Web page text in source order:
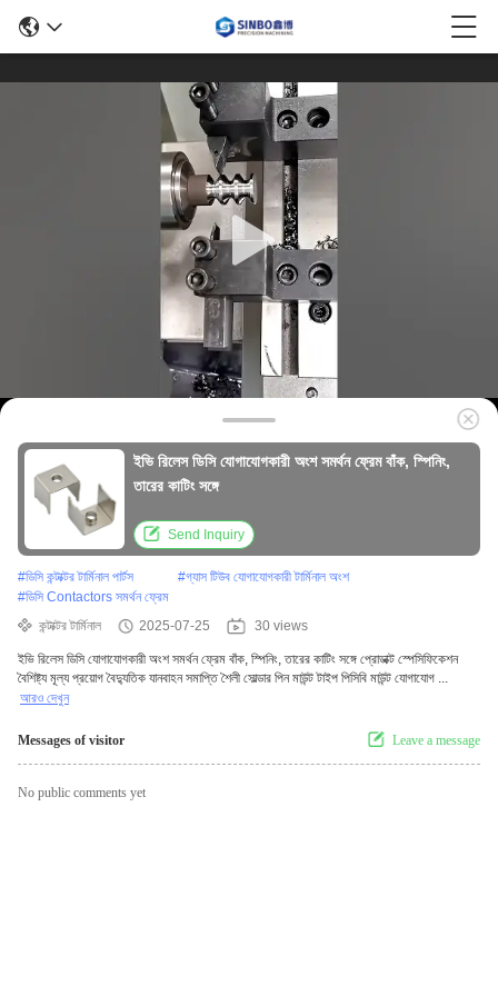
ইভি রিলেস ডিসি যোগাযোগকারী অংশ সমর্থন ফ্রেম বাঁক, স্পিনিং,
তারের কাটিং সঙ্গে
Send Inquiry
#ডিসি কন্টাক্টর টার্মিনাল পার্টস #গ্যাস টিউব যোগাযোগকারী টার্মিনাল অংশ
#ডিসি Contactors সমর্থন ফ্রেম
কন্টাক্টর টার্মিনাল
2025-07-25 30 views
ইভি রিলেস ডিসি যোগাযোগকারী অংশ সমর্থন ফ্রেম বাঁক, স্পিনিং, তারের কাটিং সঙ্গে প্রোডাক্ট স্পেসিফিকেশন
বৈশিষ্ট্য মূল্য প্রয়োগ বৈদ্যুতিক যানবাহন সমাপ্তি শৈলী সোল্ডার পিন মাউন্ট টাইপ পিসিবি মাউন্ট যোগাযোগ ...
আরও দেখুন
Messages of visitor Leave a message
No public comments yet